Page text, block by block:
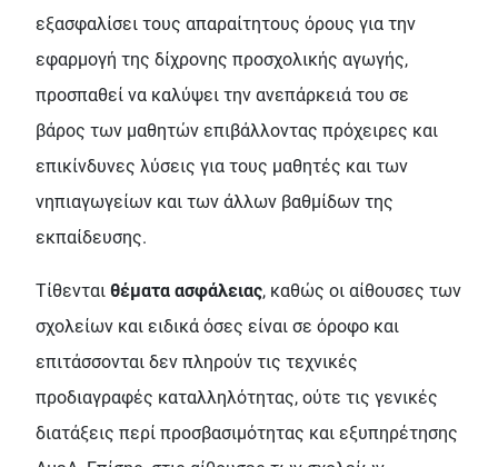
εξασφαλίσει τους απαραίτητους όρους για την
εφαρμογή της δίχρονης προσχολικής αγωγής,
προσπαθεί να καλύψει την ανεπάρκειά του σε
βάρος των μαθητών επιβάλλοντας πρόχειρες και
επικίνδυνες λύσεις για τους μαθητές και των
νηπιαγωγείων και των άλλων βαθμίδων της
εκπαίδευσης.
Τίθενται θέματα ασφάλειας, καθώς οι αίθουσες των
σχολείων και ειδικά όσες είναι σε όροφο και
επιτάσσονται δεν πληρούν τις τεχνικές
προδιαγραφές καταλληλότητας, ούτε τις γενικές
διατάξεις περί προσβασιμότητας και εξυπηρέτησης